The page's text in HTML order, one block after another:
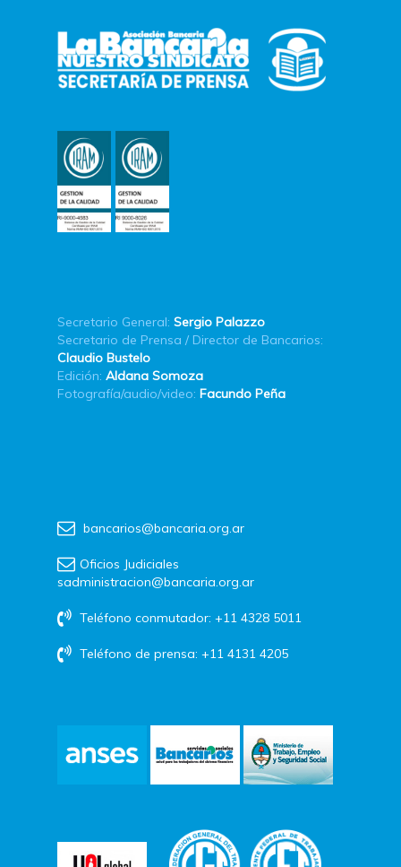
Secretario General: Sergio Palazzo
Secretario de Prensa / Director de Bancarios:
Claudio Bustelo
Edición: Aldana Somoza
Fotografía/audio/video: Facundo Peña
bancarios@bancaria.org.ar
Oficios Judiciales
sadministracion@bancaria.org.ar
Teléfono conmutador: +11 4328 5011
Teléfono de prensa: +11 4131 4205